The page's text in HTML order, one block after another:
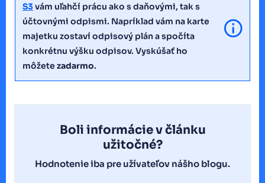
S3vám uľahčí prácu ako s daňovými, tak s
účtovnými odpismi. Napríklad vám na karte
majetku zostaví odpisový plán a spočíta
konkrétnu výšku odpisov. Vyskúšať ho
môžete zadarmo.
Boli informácie v článku
užitočné?
Hodnotenie iba pre užívateľov nášho blogu.